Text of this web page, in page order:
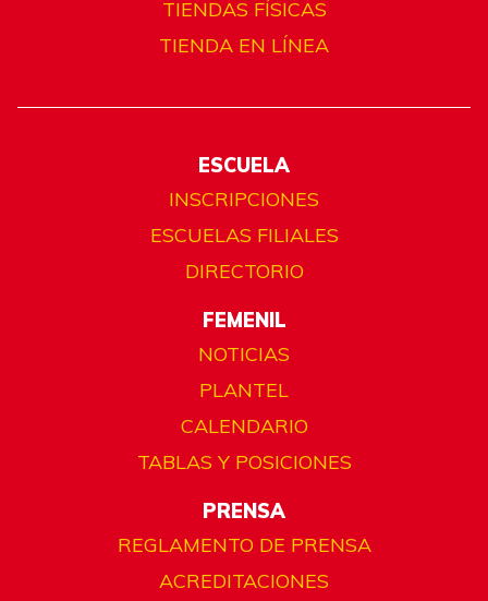
TIENDAS FÍSICAS
TIENDA EN LÍNEA
ESCUELA
INSCRIPCIONES
ESCUELAS FILIALES
DIRECTORIO
FEMENIL
NOTICIAS
PLANTEL
CALENDARIO
TABLAS Y POSICIONES
PRENSA
REGLAMENTO DE PRENSA
ACREDITACIONES